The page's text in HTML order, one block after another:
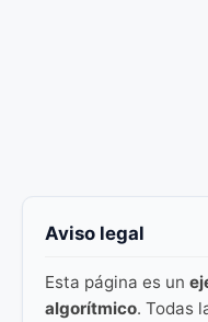
Aviso legal
Esta página es un
algorítmico. Todas